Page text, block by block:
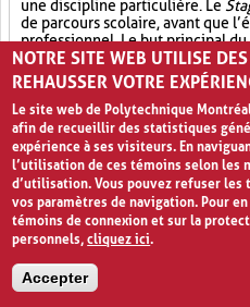
une discipline particulière. Le
de parcours scolaire, avant que
professionnel. Le but principal
stagiaire de développer son
un contexte réel, similaire à celui
métier. Le stagiaire a la chance
formateur qui guidera ses pas et
éléments et des savoirs
tâche exigée, et ce en vue de le
particulier. L’élève stagiaire
supervisé par son enseignant qui
stage tant sur le plan pratique
stage prend fin lorsque l’élève
de stage comportant une analyse
apprentissages ainsi qu’une
Cas réel (4)
NOTRE SITE WEB UTILISE
REHAUSSER VOTRE
Le site web de Polytechnique
afin de recueillir des statistiques
expérience à ses visiteurs. En
l’utilisation de ces témoins selon les
d’utilisation. Vous pouvez refuser
vos paramètres de navigation. Pour
témoins de connexion et sur la
personnels,cliquez ici.
Accepter